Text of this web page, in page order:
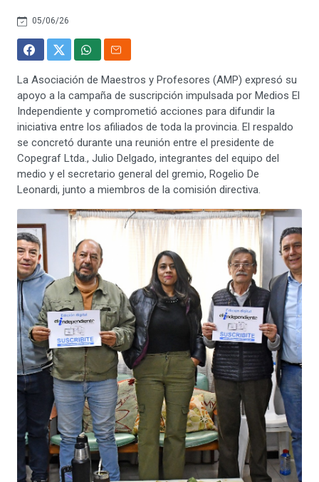
05/06/26
La Asociación de Maestros y Profesores (AMP) expresó su
apoyo a la campaña de suscripción impulsada por Medios El
Independiente y comprometió acciones para difundir la
iniciativa entre los afiliados de toda la provincia. El respaldo
se concretó durante una reunión entre el presidente de
Copegraf Ltda., Julio Delgado, integrantes del equipo del
medio y el secretario general del gremio, Rogelio De
Leonardi, junto a miembros de la comisión directiva.